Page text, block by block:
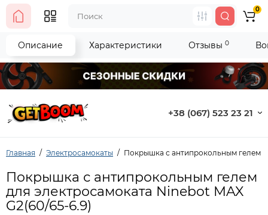
+38 (067) 523 23 21
0
Главная Электросамокаты Покрышка с антипрокольным гелем
Покрышка с антипрокольным гелем
для электросамоката Ninebot MAX
G2(60/65-6.9)
Описание Характеристики Отзывы 0